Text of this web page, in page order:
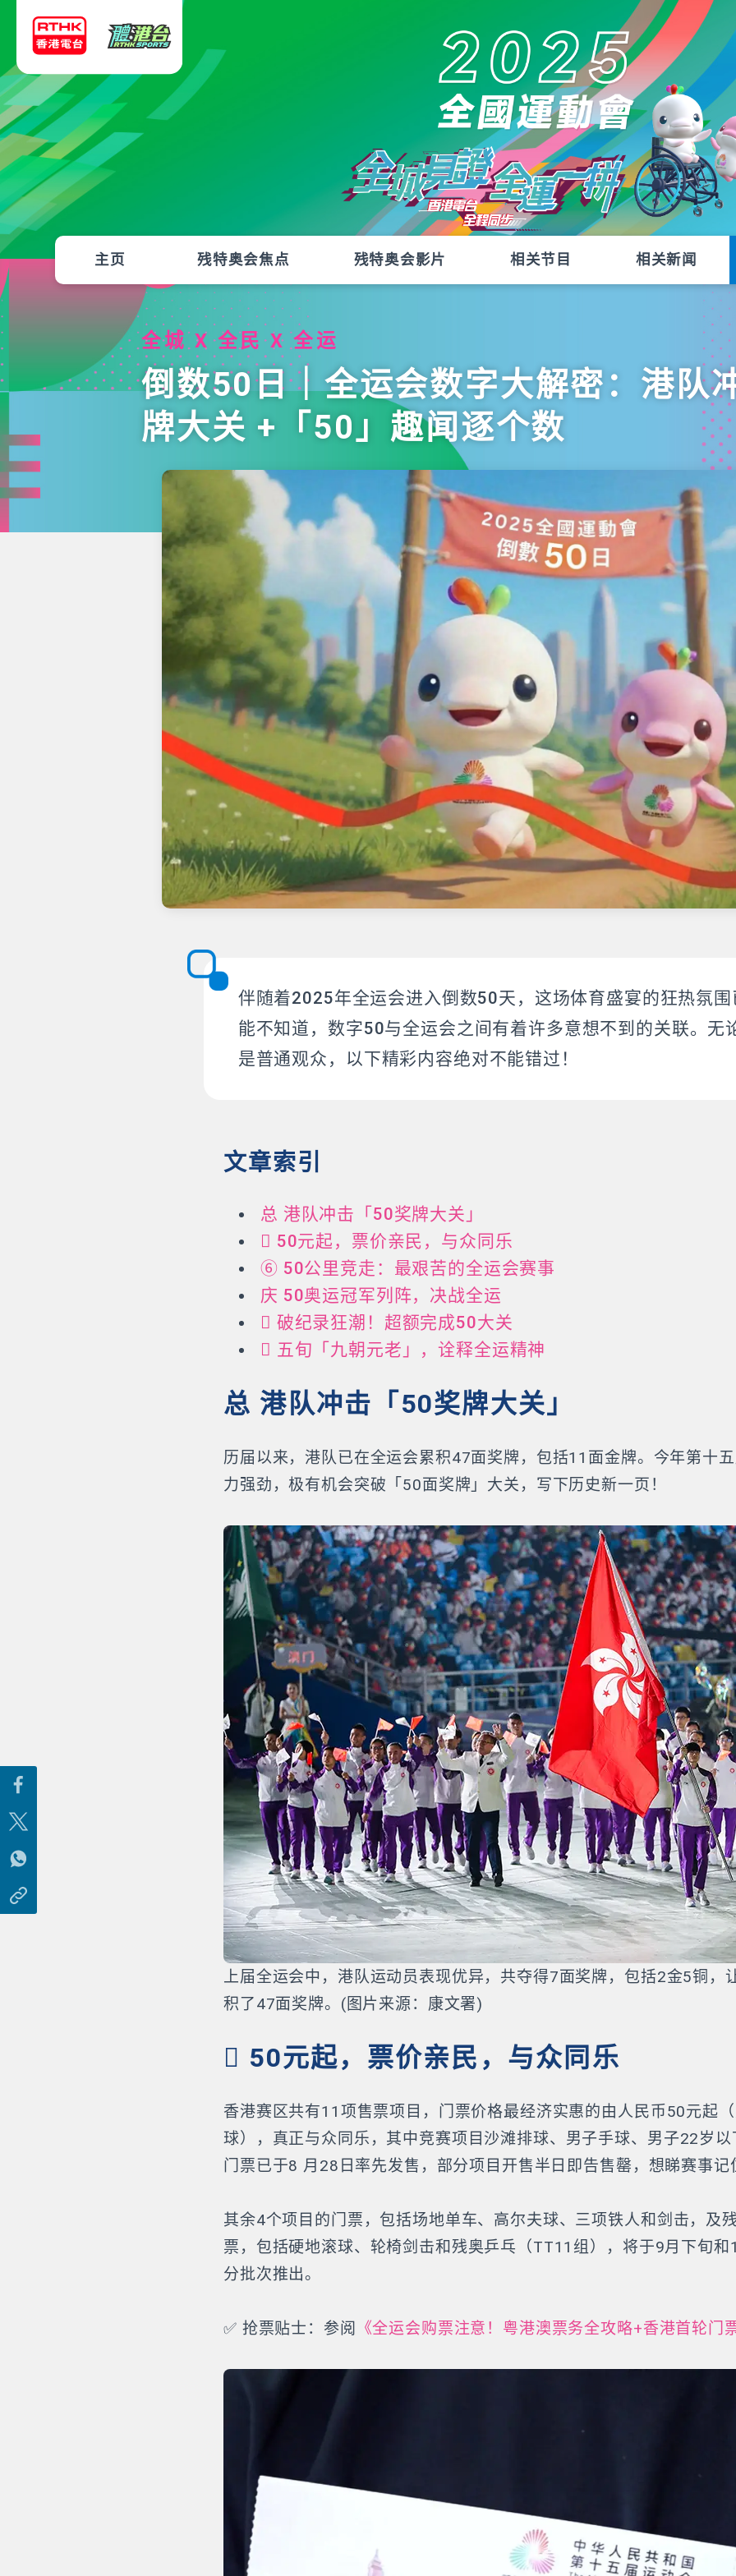
主页 残特奥会焦点 残特奥会影片 相关节目 相关新闻
全城 X 全民 X 全运
倒数50日｜全运会数字大解密：港队
牌大关 +「50」趣闻逐个数
伴随着2025年全运会进入倒数50天，这场体育盛宴的狂热氛
能不知道，数字50与全运会之间有着许多意想不到的关联。无
是普通观众，以下精彩内容绝对不能错过！
文章索引
总 港队冲击「50奖牌大关」
️ 50元起，票价亲民，与众同乐
⑥ 50公里竞走：最艰苦的全运会赛事
庆 50奥运冠军列阵，决战全运
 破纪录狂潮！超额完成50大关
 五旬「九朝元老」，诠释全运精神
总 港队冲击「50奖牌大关」
历届以来，港队已在全运会累积47面奖牌，包括11面金牌。今年第十
力强劲，极有机会突破「50面奖牌」大关，写下历史新一页！
上届全运会中，港队运动员表现优异，共夺得7面奖牌，包括2金5铜，
积了47面奖牌。(图片来源：康文署)
️ 50元起，票价亲民，与众同乐
香港赛区共有11项售票项目，门票价格最经济实惠的由人民币50元起
球），真正与众同乐，其中竞赛项目沙滩排球、男子手球、男子22岁
门票已于8 月28日率先发售，部分项目开售半日即告售罄，想睇赛事记
其余4个项目的门票，包括场地单车、高尔夫球、三项铁人和剑击，及
票，包括硬地滚球、轮椅剑击和残奥乒乓（TT11组），将于9月下旬和
分批次推出。
✅ 抢票贴士：参阅 《全运会购票注意！粤港澳票务全攻略+香港首轮门